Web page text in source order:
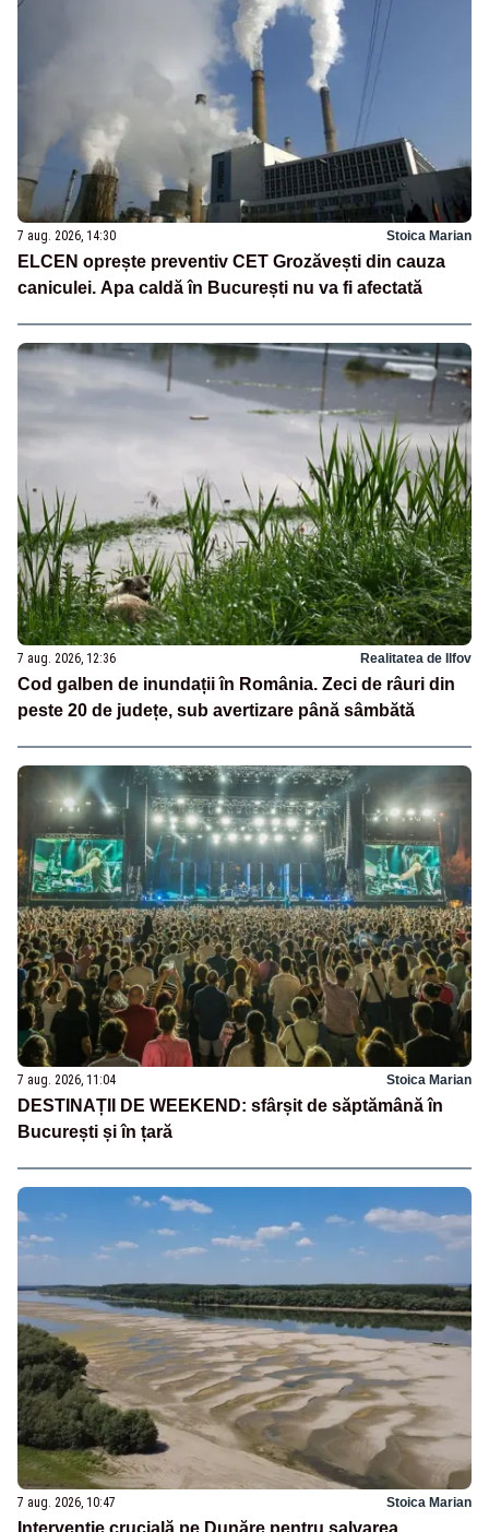
7 aug. 2026, 14:30 Stoica Marian
ELCEN oprește preventiv CET Grozăvești din cauza
caniculei. Apa caldă în București nu va fi afectată
7 aug. 2026, 12:36 Realitatea de Ilfov
Cod galben de inundații în România. Zeci de râuri din
peste 20 de județe, sub avertizare până sâmbătă
7 aug. 2026, 11:04 Stoica Marian
DESTINAȚII DE WEEKEND: sfârșit de săptămână în
București și în țară
7 aug. 2026, 10:47 Stoica Marian